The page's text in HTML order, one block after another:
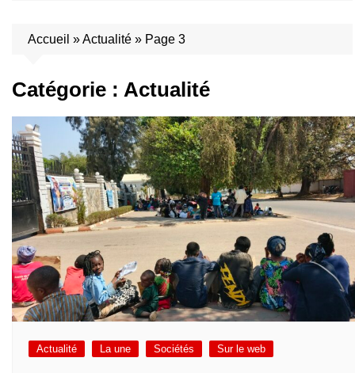
Accueil »Actualité » Page 3
Catégorie : Actualité
Actualité La une Sociétés Sur le web